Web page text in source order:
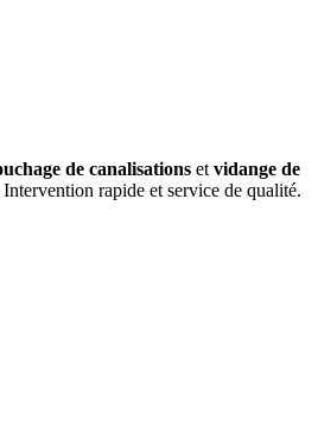
de canalisations et vidange de
Intervention rapide et service de qualité.